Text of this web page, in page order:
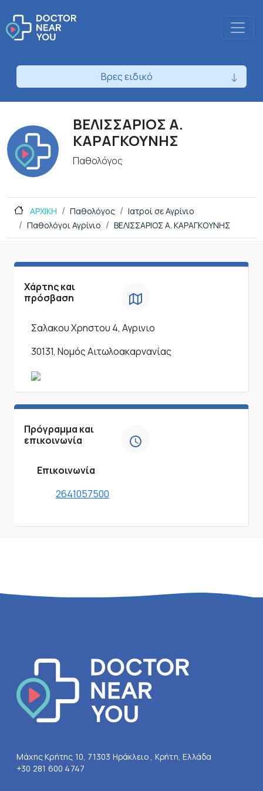
Βρες ειδικό
ΒΕΛΙΣΣΑΡΙΟΣ Α.
ΚΑΡΑΓΚΟΥΝΗΣ
Παθολόγος
ΑΡΧΙΚΗ Παθολόγος
Ιατροί σε Αγρίνιο
Παθολόγοι Αγρίνιο
ΒΕΛΙΣΣΑΡΙΟΣ Α. ΚΑΡΑΓΚΟΥΝΗΣ
Χάρτης και
πρόσβαση
Σαλακου Χρηστου 4, Αγρινιο
30131, Νομός Αιτωλοακαρνανίας
Πρόγραμμα και
επικοινωνία
Επικοινωνία
2641057500
Μάχης Κρήτης 10, 71303 Ηράκλειο , Κρήτη, Ελλάδα
+30 281 600 4747